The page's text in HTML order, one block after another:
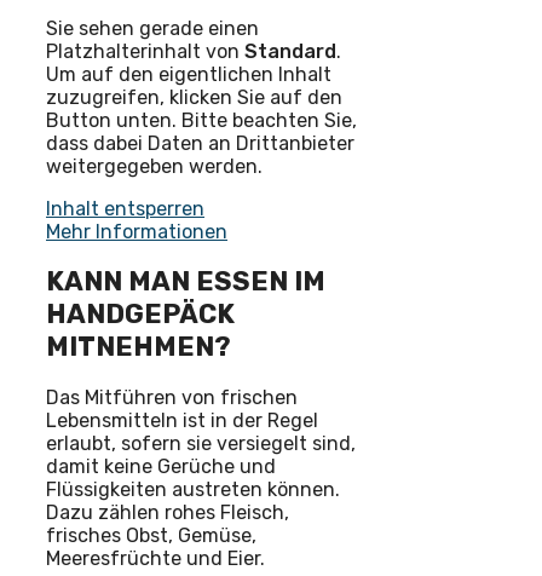
Sie sehen gerade einen
Platzhalterinhalt von Standard .
Um auf den eigentlichen Inhalt
zuzugreifen, klicken Sie auf den
Button unten. Bitte beachten Sie,
dass dabei Daten an Drittanbieter
weitergegeben werden.
Inhalt entsperren
Mehr Informationen
KANN MAN ESSEN IM
HANDGEPÄCK
MITNEHMEN?
Das Mitführen von frischen
Lebensmitteln ist in der Regel
erlaubt, sofern sie versiegelt sind,
damit keine Gerüche und
Flüssigkeiten austreten können.
Dazu zählen rohes Fleisch,
frisches Obst, Gemüse,
Meeresfrüchte und Eier.